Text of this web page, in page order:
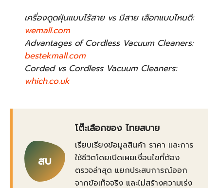
เครื่องดูดฝุ่นแบบไร้สาย vs มีสาย เลือกแบบไหนดี:
wemall.com
Advantages of Cordless Vacuum Cleaners:
bestekmall.com
Corded vs Cordless Vacuum Cleaners:
which.co.uk
สบ
โต๊ะเลือกของ ไทยสบาย
เรียบเรียงข้อมูลสินค้า ราคา และการ
ใช้ชีวิตโดยเปิดเผยเงื่อนไขที่ต้อง
ตรวจล่าสุด แยกประสบการณ์ออก
จากข้อเท็จจริง และไม่สร้างความเร่ง